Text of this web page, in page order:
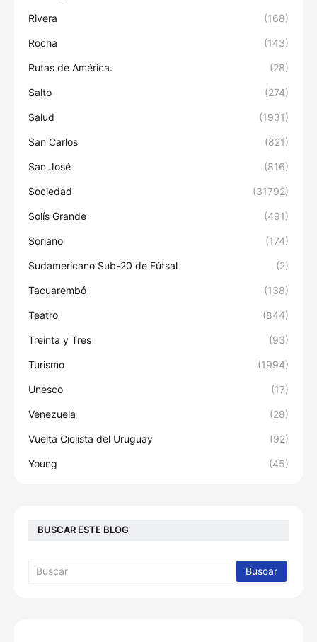
Rivera (168)
Rocha (143)
Rutas de América. (28)
Salto (274)
Salud (1931)
San Carlos (821)
San José (816)
Sociedad (31792)
Solís Grande (491)
Soriano (174)
Sudamericano Sub-20 de Fútsal (2)
Tacuarembó (138)
Teatro (844)
Treinta y Tres (93)
Turismo (1994)
Unesco (17)
Venezuela (28)
Vuelta Ciclista del Uruguay (92)
Young (45)
BUSCAR ESTE BLOG